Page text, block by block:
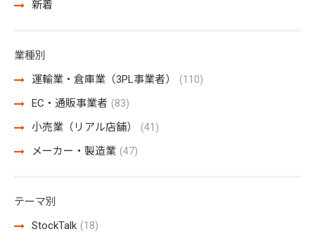
新着
業種別
運輸業・倉庫業（3PL事業者）
(110)
EC・通販事業者 (83)
小売業（リアル店舗） (41)
メーカー・製造業 (47)
テーマ別
StockTalk (18)